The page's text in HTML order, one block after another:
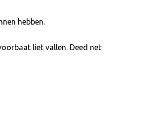
hebben.
liet vallen. Deed net